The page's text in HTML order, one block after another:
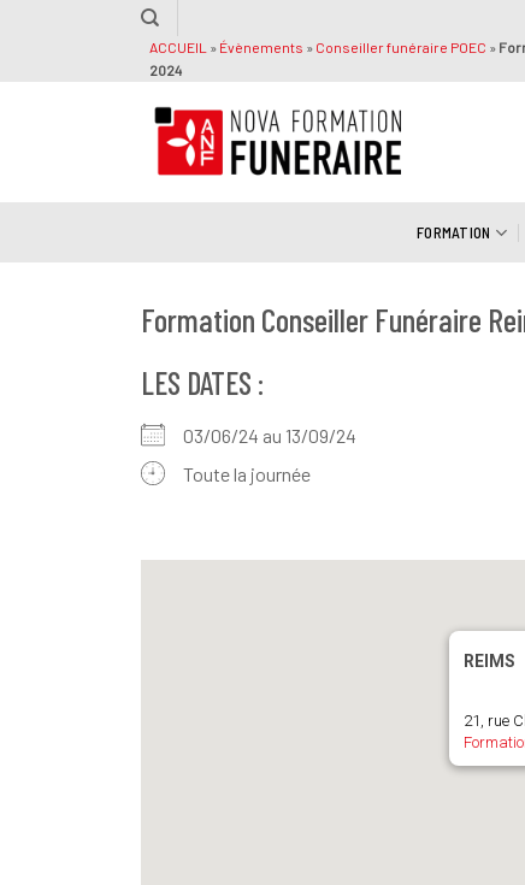
ACCUEIL » Évènements » Conseiller funéraire POEC »
2024
FORMATION
Formation Conseiller Funéraire
LES DATES :
03/06/24 au 13/09/24
Toute la journée
REIMS
21, rue